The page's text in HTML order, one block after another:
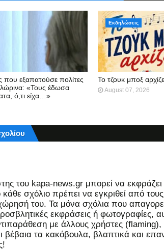
που εξαπατούσε πολίτες
«Τους έδωσα
ό,τι είχα…»
Εκδηλώσεις
Το τζουκ μπoξ
August 07, 2026
του kapa-news.gr μπορεί να εκφράζει
σχόλιο πρέπει να εγκριθεί από
του. Τα μόνα σχόλια που
εκφράσεις ή
με άλλους χρήστες (flaming),
βέβαια τα κακόβουλα, βλαπτικά και